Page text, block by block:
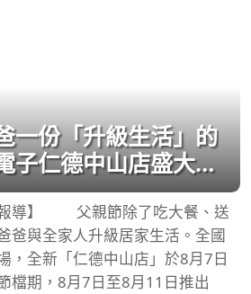
一份「升級生活」的
子仁德中山店盛大開
滿千抽好禮
報導】 父親節除了吃大餐、送
爸與全家人升級居家生活。全國
，全新「仁德中山店」於8月7日
檔期，8月7日至8月11日推出